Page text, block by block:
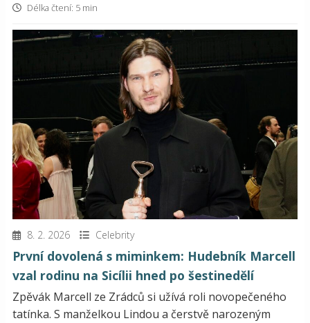
Délka čtení: 5 min
8. 2. 2026 Celebrity
První dovolená s miminkem: Hudebník Marcell
vzal rodinu na Sicílii hned po šestinedělí
Zpěvák Marcell ze Zrádců si užívá roli novopečeného
tatínka. S manželkou Lindou a čerstvě narozeným